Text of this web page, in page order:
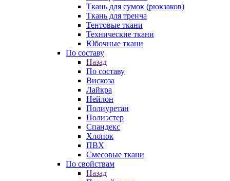
Ткань для сумок (рюкзаков)
Ткань для тренча
Тентовые ткани
Технические ткани
Юбочные ткани
По составу
Назад
По составу
Вискоза
Лайкра
Нейлон
Полиуретан
Полиэстер
Спандекс
Хлопок
ПВХ
Смесовые ткани
По свойствам
Назад